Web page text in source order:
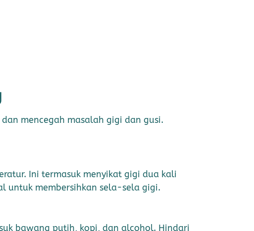
mencegah masalah gigi dan gusi.
Ini termasuk menyikat gigi dua kali
untuk membersihkan sela-sela gigi.
bawang putih, kopi, dan alcohol. Hindari